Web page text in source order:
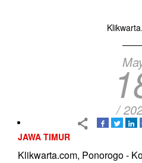
/
JAWA TIMUR
Klikwarta.com, Ponorogo -